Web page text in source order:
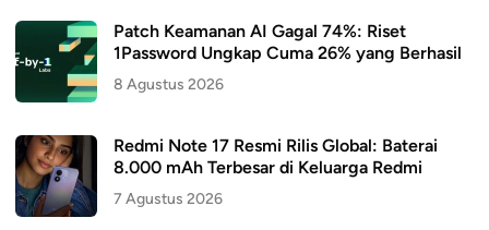
Patch Keamanan AI Gagal 74%: Riset
1Password Ungkap Cuma 26% yang Berhasil
8 Agustus 2026
Redmi Note 17 Resmi Rilis Global: Baterai
8.000 mAh Terbesar di Keluarga Redmi
7 Agustus 2026